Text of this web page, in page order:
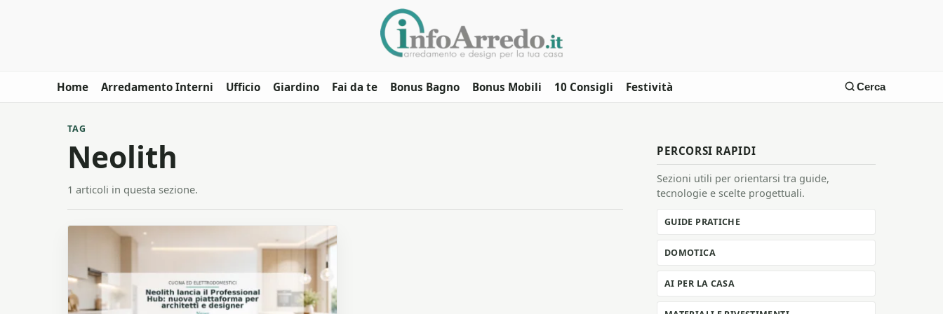
Home Arredamento Interni Ufficio Giardino Fai da te Bonus Bagno Bonus Mobili 10 Consigli Festività Cerca
TAG
Neolith
1 articoli in questa sezione.
PERCORSI RAPIDI
Sezioni utili per orientarsi tra guide,
tecnologie e scelte progettuali.
GUIDE PRATICHE
DOMOTICA
AI PER LA CASA